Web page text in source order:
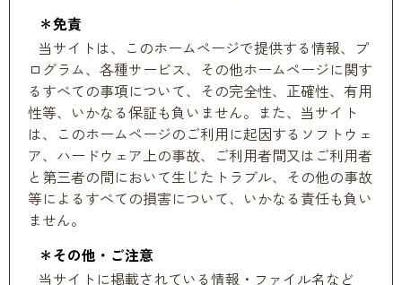
＊免責
当サイトは、このホームページで提供する情報、プ
ログラム、各種サービス、その他ホームページに関す
るすべての事項について、その完全性、正確性、有用
性等、いかなる保証も負いません。また、当サイト
は、このホームページのご利用に起因するソフトウェ
ア、ハードウェア上の事故、ご利用者間又はご利用者
と第三者の間において生じたトラブル、その他の事故
等によるすべての損害について、いかなる責任も負い
ません。
＊その他・ご注意
当サイトに掲載されている情報・ファイル名など